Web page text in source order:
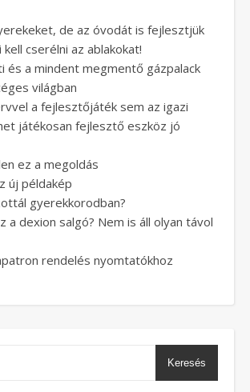
de az óvodát is fejlesztjük
kell cserélni az ablakokat!
és a mindent megmentő gázpalack
világban
a fejlesztőjáték sem az igazi
játékosan fejlesztő eszköz jó
ez a megoldás
új példakép
gyerekkorodban?
a dexion salgó? Nem is áll olyan távol
rendelés nyomtatókhoz
Keresés